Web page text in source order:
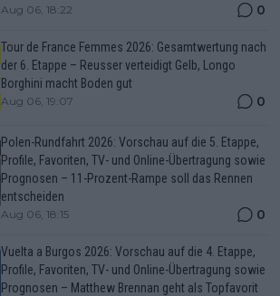
Aug 06, 18:22 0
Tour de France Femmes 2026: Gesamtwertung nach
der 6. Etappe – Reusser verteidigt Gelb, Longo
Borghini macht Boden gut
Aug 06, 19:07 0
Polen-Rundfahrt 2026: Vorschau auf die 5. Etappe,
Profile, Favoriten, TV- und Online-Übertragung sowie
Prognosen – 11-Prozent-Rampe soll das Rennen
entscheiden
Aug 06, 18:15 0
Vuelta a Burgos 2026: Vorschau auf die 4. Etappe,
Profile, Favoriten, TV- und Online-Übertragung sowie
Prognosen – Matthew Brennan geht als Topfavorit